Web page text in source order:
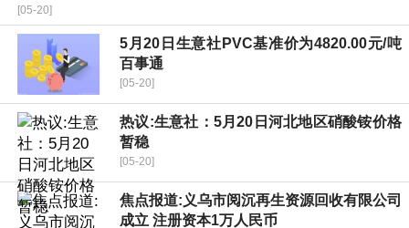
[05-20]
5月20日生意社PVC基准价为4820.00元/吨
百事通
[05-20]
热议:生意社：5月20日河北地区硝酸铵价格
暂稳
[05-20]
焦点报道:义乌市阅沉再生资源回收有限公司
成立 注册资本1万人民币